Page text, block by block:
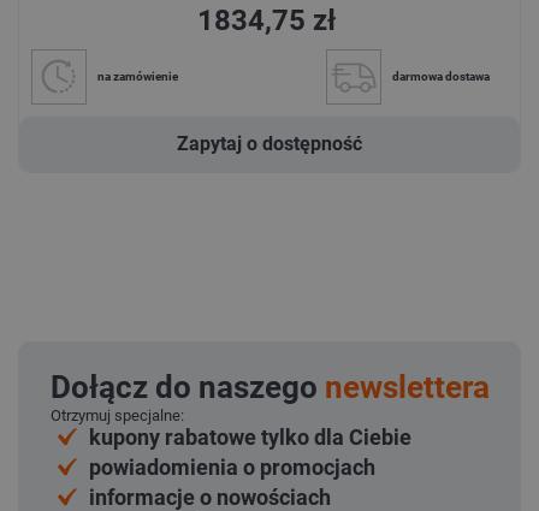
1834,75 zł
na zamówienie darmowa dostawa
Zapytaj o dostępność
Dołącz do naszego newslettera
Otrzymuj specjalne:
kupony rabatowe tylko dla Ciebie
powiadomienia o promocjach
informacje o nowościach